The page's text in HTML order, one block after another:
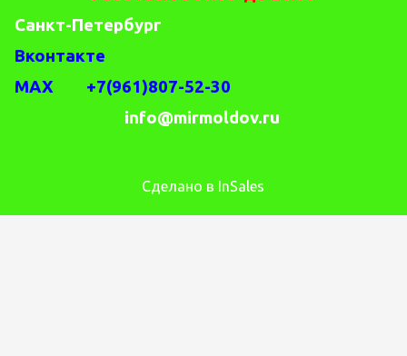
Санкт-Петербург
Вконтакте
MAX +7(961)807-52-30
info@mirmoldov.ru
Сделано в InSales